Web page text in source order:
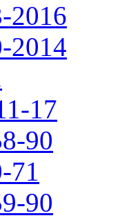
2016
2014
17
90
71
90